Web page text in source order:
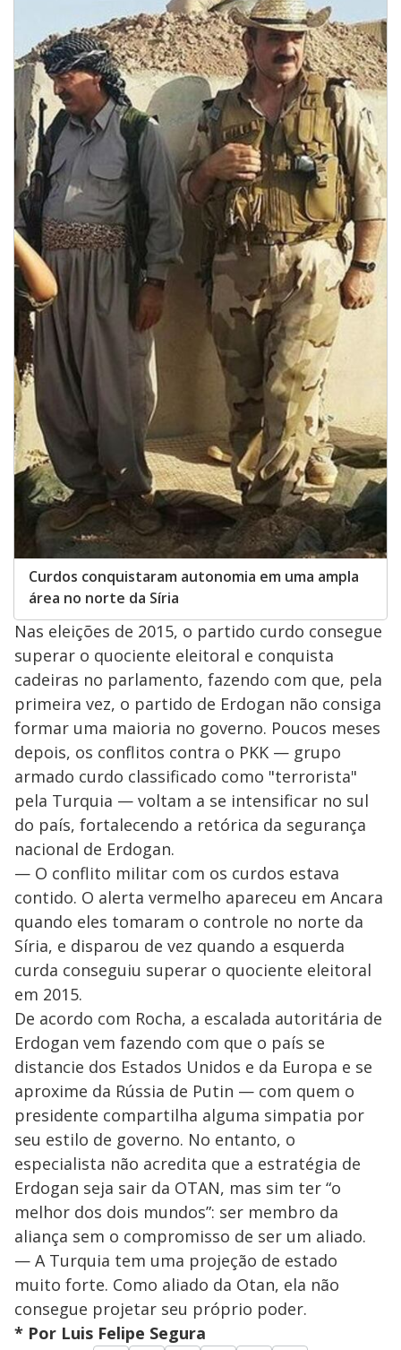
Curdos conquistaram autonomia em uma ampla
área no norte da Síria
Nas eleições de 2015, o partido curdo consegue
superar o quociente eleitoral e conquista
cadeiras no parlamento, fazendo com que, pela
primeira vez, o partido de Erdogan não consiga
formar uma maioria no governo. Poucos meses
depois, os conflitos contra o PKK — grupo
armado curdo classificado como "terrorista"
pela Turquia — voltam a se intensificar no sul
do país, fortalecendo a retórica da segurança
nacional de Erdogan.
— O conflito militar com os curdos estava
contido. O alerta vermelho apareceu em Ancara
quando eles tomaram o controle no norte da
Síria, e disparou de vez quando a esquerda
curda conseguiu superar o quociente eleitoral
em 2015.
De acordo com Rocha, a escalada autoritária de
Erdogan vem fazendo com que o país se
distancie dos Estados Unidos e da Europa e se
aproxime da Rússia de Putin — com quem o
presidente compartilha alguma simpatia por
seu estilo de governo. No entanto, o
especialista não acredita que a estratégia de
Erdogan seja sair da OTAN, mas sim ter “o
melhor dos dois mundos”: ser membro da
aliança sem o compromisso de ser um aliado.
— A Turquia tem uma projeção de estado
muito forte. Como aliado da Otan, ela não
consegue projetar seu próprio poder.
* Por Luis Felipe Segura